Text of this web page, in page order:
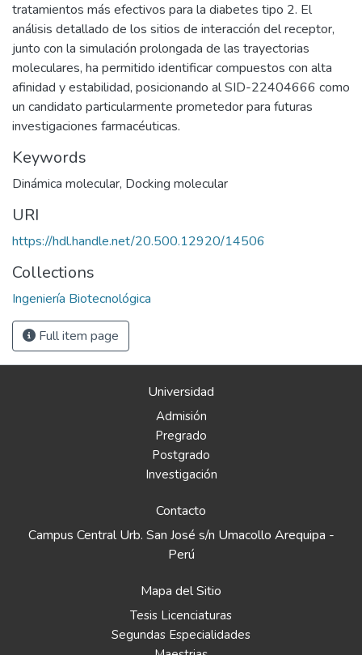
tratamientos más efectivos para la diabetes tipo 2. El
análisis detallado de los sitios de interacción del receptor,
junto con la simulación prolongada de las trayectorias
moleculares, ha permitido identificar compuestos con alta
afinidad y estabilidad, posicionando al SID-22404666 como
un candidato particularmente prometedor para futuras
investigaciones farmacéuticas.
Keywords
Dinámica molecular, Docking molecular
URI
https://hdl.handle.net/20.500.12920/14506
Collections
Ingeniería Biotecnológica
Full item page
Universidad
Admisión
Pregrado
Postgrado
Investigación
Contacto
Campus Central Urb. San José s/n Umacollo Arequipa -
Perú
Mapa del Sitio
Tesis Licenciaturas
Segundas Especialidades